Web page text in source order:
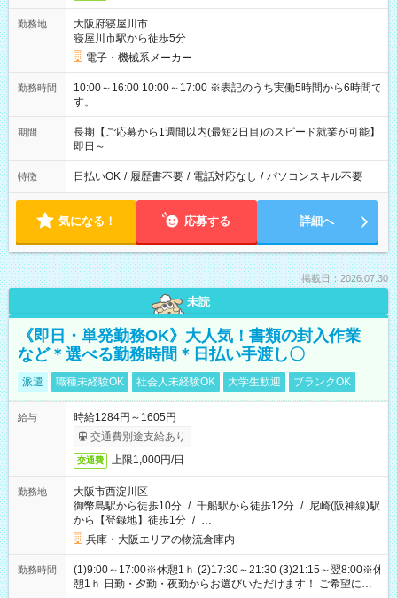
勤務地
大阪府寝屋川市
寝屋川市駅から徒歩5分
電子・機械系メーカー
勤務時間
10:00～16:00 10:00～17:00 ※表記のうち実働5時間から6時間で
す。
期間
長期【ご応募から1週間以内(最短2日目)のスピード就業が可能】
即日～
特徴 日払いOK / 履歴書不要 / 電話対応なし / パソコンスキル不要
気になる！ 応募する 詳細へ
掲載日：2026.07.30
未読
《即日・単発勤務OK》大人気！書類の封入作業
など＊選べる勤務時間＊日払い手渡し〇
派遣 職種未経験OK 社会人未経験OK 大学生歓迎 ブランクOK
給与
時給1284円～1605円
交通費別途支給あり
交通費 上限1,000円/日
勤務地
大阪市西淀川区
御幣島駅から徒歩10分 / 千船駅から徒歩12分 / 尼崎(阪神線)駅
から【登録地】徒歩1分 / …
兵庫・大阪エリアの物流倉庫内
勤務時間
(1)9:00～17:00※休憩1ｈ (2)17:30～21:30 (3)21:15～翌8:00※休
憩1ｈ 日勤・夕勤・夜勤からお選びいただけます！ ご希望に合